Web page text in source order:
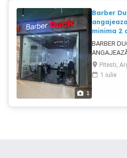
1
Barber
minima 2
BARBER
Duck își
barber
pentru
clasice *
Pitesti,
1 iulie